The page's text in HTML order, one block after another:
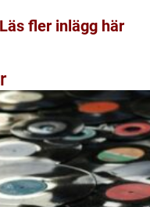
Läs fler inlägg här